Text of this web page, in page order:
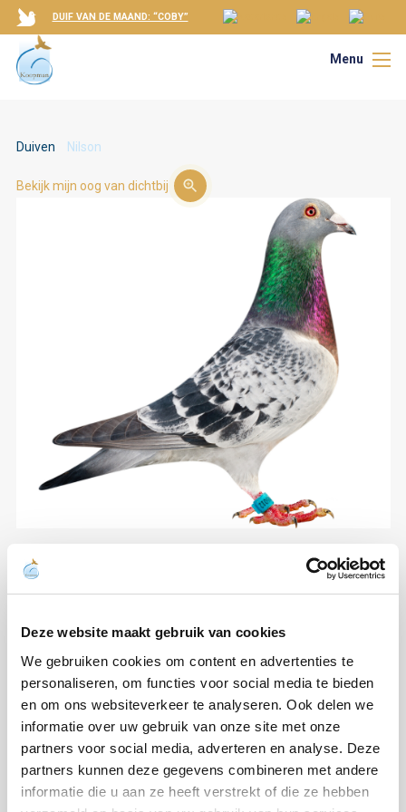
Deze website maakt gebruik van cookies
We gebruiken cookies om content en advertenties te
personaliseren, om functies voor social media te bieden
en om ons websiteverkeer te analyseren. Ook delen we
informatie over uw gebruik van onze site met onze
partners voor social media, adverteren en analyse. Deze
partners kunnen deze gegevens combineren met andere
informatie die u aan ze heeft verstrekt of die ze hebben
DUIF VAN DE MAAND: “COBY”
Menu
Duiven Nilson
Bekijk mijn oog van dichtbij